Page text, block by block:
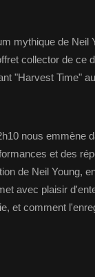
mythique de Neil
collector de ce
"Harvest Time"
nous emmène
et des
de Neil Young,
avec plaisir
et comment